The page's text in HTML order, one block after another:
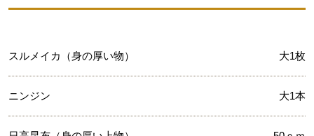
スルメイカ（身の厚い物） 大1枚
ニンジン 大1本